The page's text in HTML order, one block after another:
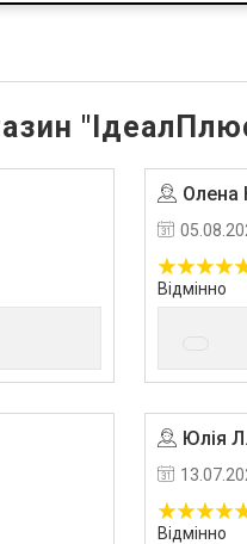
Олена
Відмінно
Юлія Л.
Відмінно